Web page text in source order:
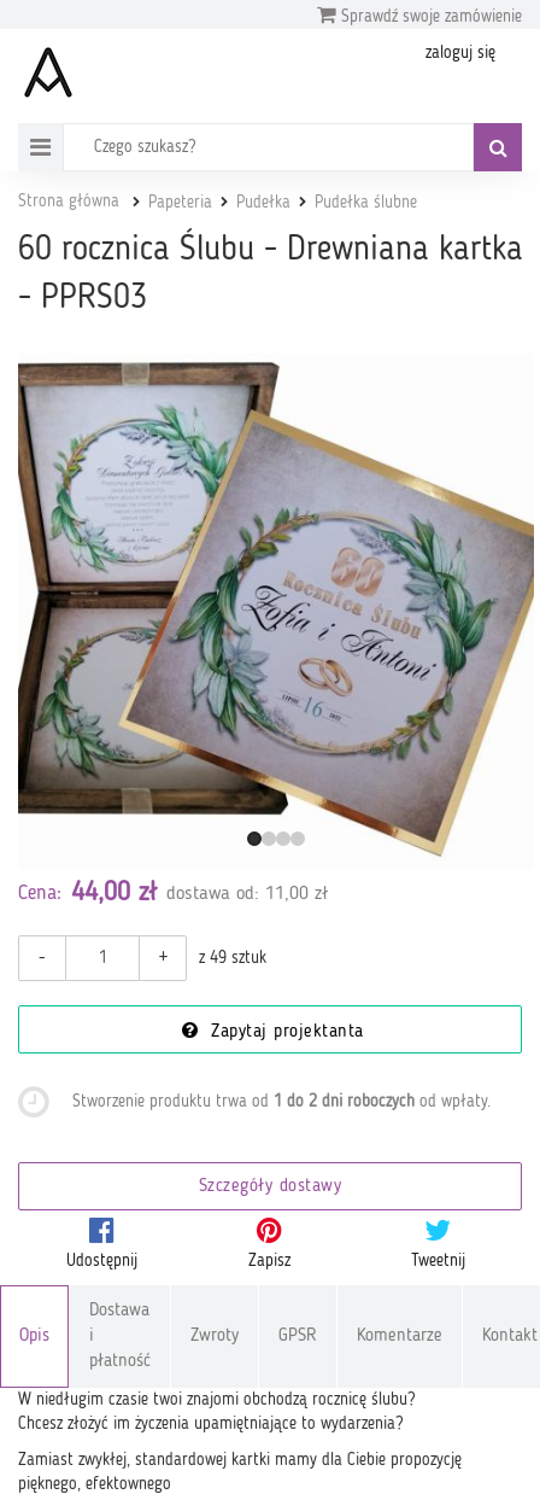
Sprawdź swoje zamówienie
zaloguj się
Strona główna Papeteria Pudełka Pudełka ślubne
60 rocznica Ślubu - Drewniana kartka
- PPRS03
Cena: 44,00 zł dostawa od: 11,00 zł
- + z 49 sztuk
Zapytaj projektanta
Stworzenie produktu trwa od 1 do 2 dni roboczych od wpłaty.
Szczegóły dostawy
Udostępnij Zapisz Tweetnij
Opis
Dostawa
i
płatność
Zwroty GPSR Komentarze Kontakt
W niedługim czasie twoi znajomi obchodzą rocznicę ślubu?
Chcesz złożyć im życzenia upamiętniające to wydarzenia?
Zamiast zwykłej, standardowej kartki mamy dla Ciebie propozycję
pięknego, efektownego